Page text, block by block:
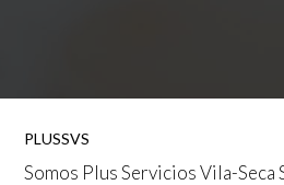
PLUSSVS
Somos Plus Servicios Vila-Seca